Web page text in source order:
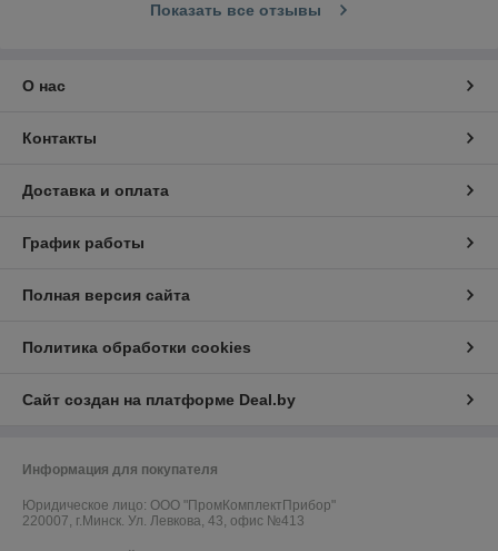
Показать все отзывы
О нас
Контакты
Доставка и оплата
График работы
Полная версия сайта
Политика обработки cookies
Сайт создан на платформе Deal.by
Информация для покупателя
Юридическое лицо: ООО "ПромКомплектПрибор"
220007, г.Минск. Ул. Левкова, 43, офис №413